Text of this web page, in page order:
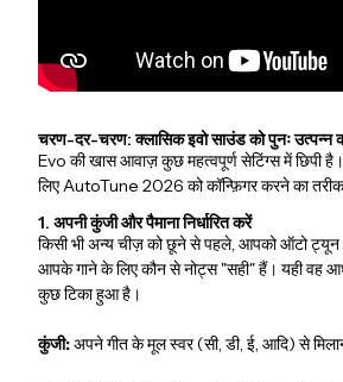
चरण-दर-चरण: क्लासिक इवो साउंड को पुनः उत्पन्न
Evo की खास आवाज़ कुछ महत्वपूर्ण सेटिंग्स में छिपी
लिए AutoTune 2026 को कॉन्फ़िगर करने का तरीका
1. अपनी कुंजी और पैमाना निर्धारित करें
किसी भी अन्य चीज़ को छूने से पहले, आपको ऑटो ट्यून
आपके गाने के लिए कौन से नोट्स "सही" हैं। यही वह
कुछ टिका हुआ है।
कुंजी:अपने गीत के मूल स्वर (सी, डी, ई, आदि) से